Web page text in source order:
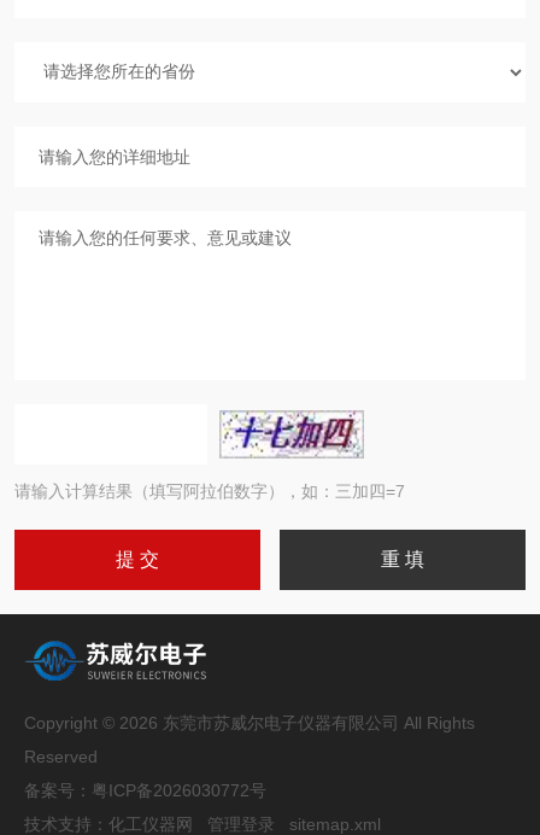
请输入计算结果（填写阿拉伯数字），如：三加四=7
Copyright © 2026 东莞市苏威尔电子仪器有限公司 All Rights
Reserved
备案号： 粤ICP备2026030772号
技术支持： 化工仪器网 管理登录 sitemap.xml